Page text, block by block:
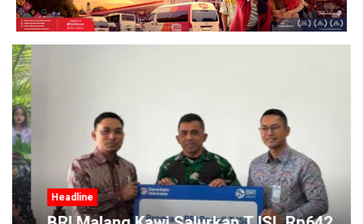
Headline